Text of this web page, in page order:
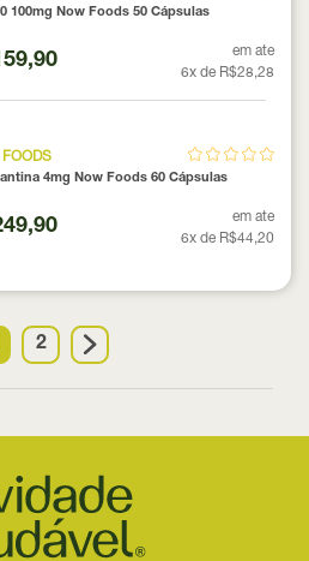
100mg Now Foods 50 Cápsulas
em ate
6x de R$28,28
FOODS
4mg Now Foods 60 Cápsulas
em ate
6x de R$44,20
2